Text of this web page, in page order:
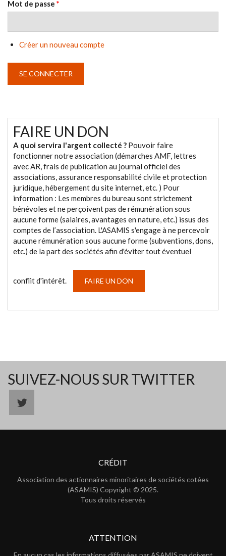
Mot de passe *
Créer un nouveau compte
FAIRE UN DON
A quoi servira l'argent collecté ? Pouvoir faire
fonctionner notre association (démarches AMF, lettres
avec AR, frais de publication au journal officiel des
associations, assurance responsabilité civile et protection
juridique, hébergement du site internet, etc. ) Pour
information : Les membres du bureau sont strictement
bénévoles et ne perçoivent pas de rémunération sous
aucune forme (salaires, avantages en nature, etc.) issus des
comptes de l’association. L'ASAMIS s'engage à ne percevoir
aucune rémunération sous aucune forme (subventions, dons,
etc.) de la part des sociétés afin d'éviter tout éventuel
conflit d'intérêt. FAIRE UN DON
SUIVEZ-NOUS SUR TWITTER
CRÉDIT
Association des actionnaires minoritaires de sociétés cotées
(ASAMIS) Copyright © 2025.
Tous droits réservés
ATTENTION